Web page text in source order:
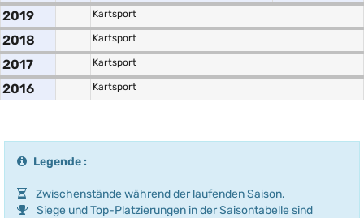
2019 Kartsport
2018 Kartsport
2017 Kartsport
2016 Kartsport
Legende :
Zwischenstände während der laufenden Saison.
Siege und Top-Platzierungen in der Saisontabelle sind